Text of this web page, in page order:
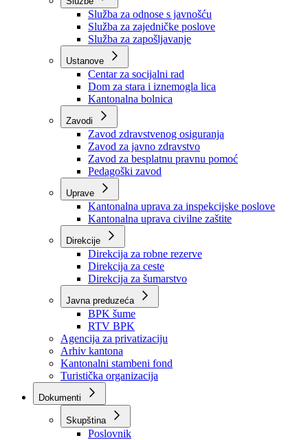
Organizacije
Službe
Služba za odnose s javnošću
Služba za zajedničke poslove
Služba za zapošljavanje
Ustanove
Centar za socijalni rad
Dom za stara i iznemogla lica
Kantonalna bolnica
Zavodi
Zavod zdravstvenog osiguranja
Zavod za javno zdravstvo
Zavod za besplatnu pravnu pomoć
Pedagoški zavod
Kantonalna uprava za inspekcijske poslove
Kantonalna uprava civilne zaštite
Direkcije
Direkcija za robne rezerve
Direkcija za ceste
Direkcija za šumarstvo
Javna preduzeća
BPK šume
RTV BPK
Agencija za privatizaciju
Arhiv kantona
Kantonalni stambeni fond
Turistička organizacija
Dokumenti